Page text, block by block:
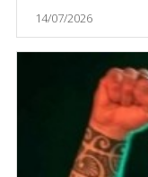
14/07/2026